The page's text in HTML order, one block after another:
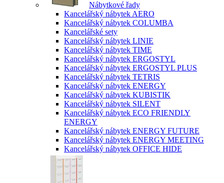
Nábytkové řady
Kancelářský nábytek AERO
Kancelářský nábytek COLUMBA
Kancelářské sety
Kancelářský nábytek LINIE
Kancelářský nábytek TIME
Kancelářský nábytek ERGOSTYL
Kancelářský nábytek ERGOSTYL PLUS
Kancelářský nábytek TETRIS
Kancelářský nábytek ENERGY
Kancelářský nábytek KUBISTIK
Kancelářský nábytek SILENT
Kancelářský nábytek ECO FRIENDLY
ENERGY
Kancelářský nábytek ENERGY FUTURE
Kancelářský nábytek ENERGY MEETING
Kancelářský nábytek OFFICE HIDE